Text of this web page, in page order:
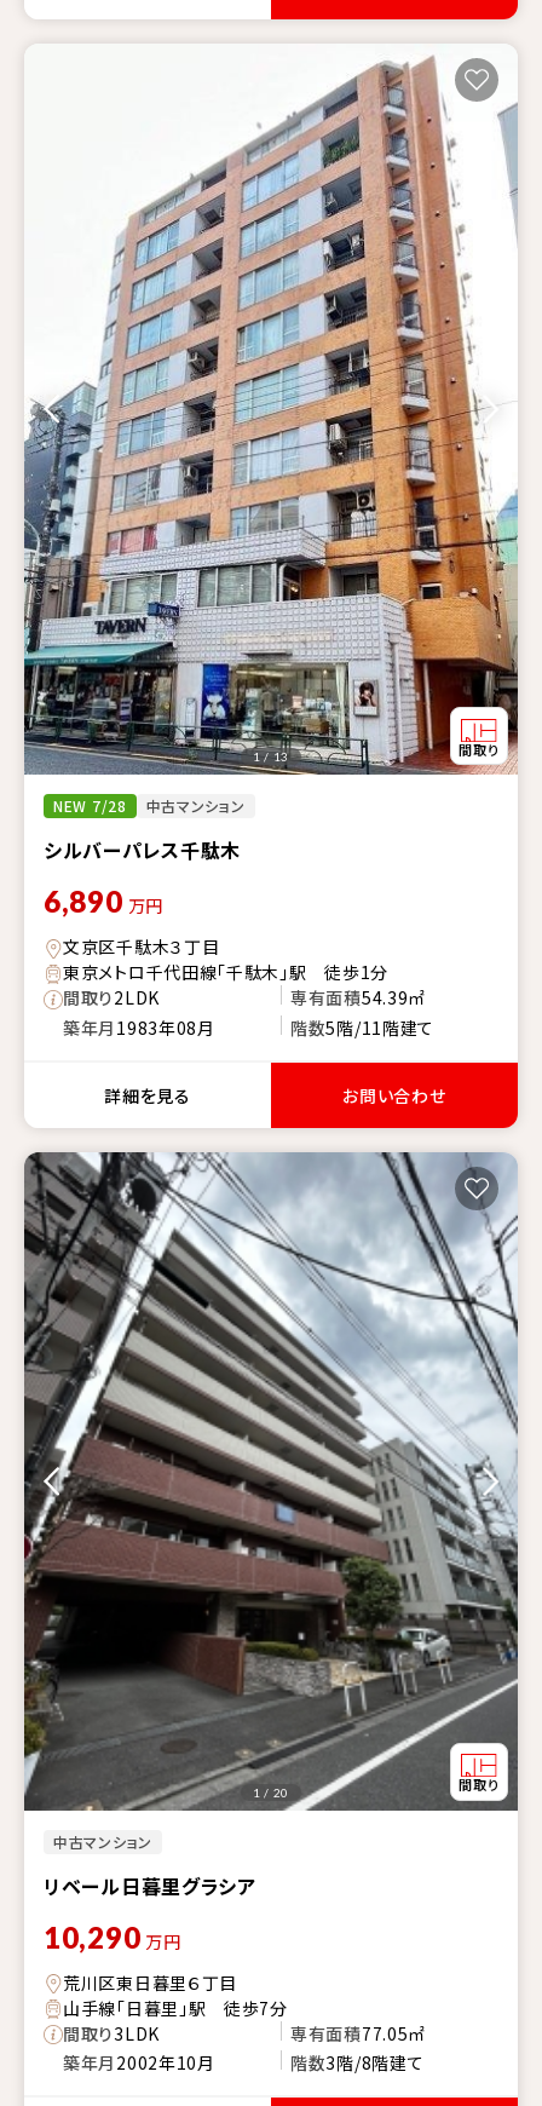
NEW 7/28 中古マンション
シルバーパレス千駄木
1 / 13
6,890 万円
文京区千駄木３丁目
東京メトロ千代田線「千駄木」駅 徒歩1分
間取り2LDK 専有面積54.39㎡
築年月 1983年08月 階数5階/11階建て
詳細を見る お問い合わせ
中古マンション
リベール日暮里グラシア
1 / 20
10,290 万円
荒川区東日暮里６丁目
山手線「日暮里」駅 徒歩7分
間取り3LDK 専有面積77.05㎡
築年月 2002年10月 階数3階/8階建て